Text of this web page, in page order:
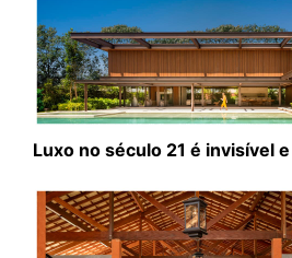
Luxo no século 21 é invisível